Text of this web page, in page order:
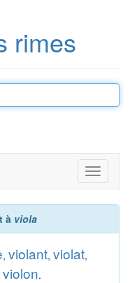
rimes
Toggle
à viola
, violant, violat,
violon.